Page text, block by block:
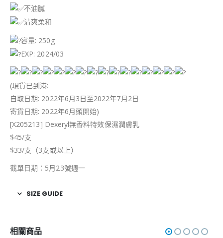
不油膩
清爽柔和
容量: 250g
EXP: 2024/03
(現貨巳到港:
自取日期: 2022年6月3日至2022年7月2日
寄貨日期: 2022年6月頭開始)
[X205213] Dexeryl無香料特效保濕潤膚乳
$45/支
$33/支（3支或以上）
截單日期：5月23號週一
SIZE GUIDE
相關商品